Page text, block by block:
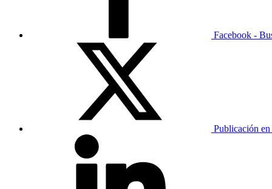
Facebook -
Publicación